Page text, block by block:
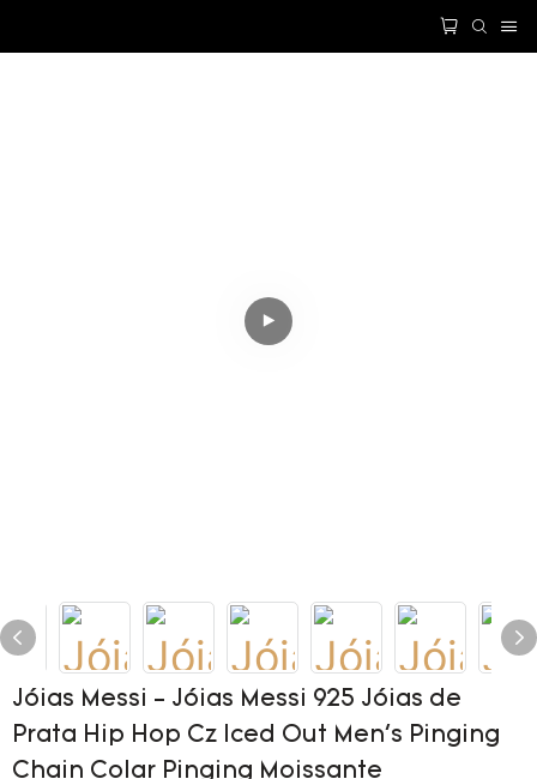
Jóias Messi - Jóias Messi 925 Jóias de
Prata Hip Hop Cz Iced Out Men's Pinging
Chain Colar Pinging Moissante